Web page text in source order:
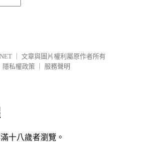
文章與圖片權利屬原作者所有
隱私權政策
服務聲明
十八歲者瀏覽。